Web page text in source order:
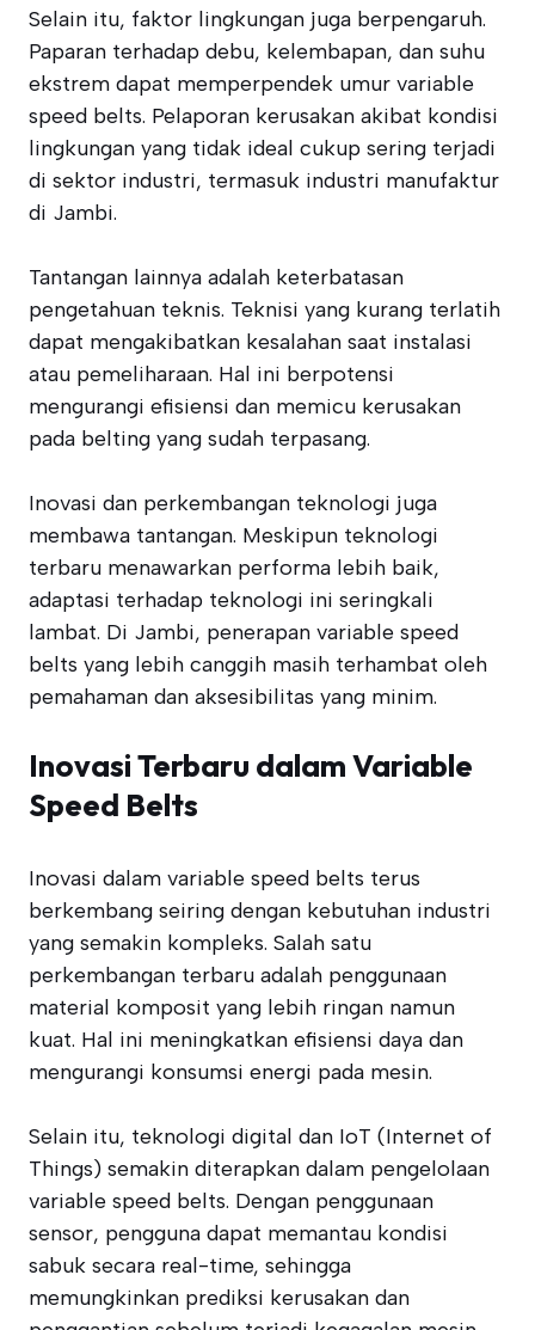
Selain itu, faktor lingkungan juga berpengaruh.
Paparan terhadap debu, kelembapan, dan suhu
ekstrem dapat memperpendek umur variable
speed belts. Pelaporan kerusakan akibat kondisi
lingkungan yang tidak ideal cukup sering terjadi
di sektor industri, termasuk industri manufaktur
di Jambi.
Tantangan lainnya adalah keterbatasan
pengetahuan teknis. Teknisi yang kurang terlatih
dapat mengakibatkan kesalahan saat instalasi
atau pemeliharaan. Hal ini berpotensi
mengurangi efisiensi dan memicu kerusakan
pada belting yang sudah terpasang.
Inovasi dan perkembangan teknologi juga
membawa tantangan. Meskipun teknologi
terbaru menawarkan performa lebih baik,
adaptasi terhadap teknologi ini seringkali
lambat. Di Jambi, penerapan variable speed
belts yang lebih canggih masih terhambat oleh
pemahaman dan aksesibilitas yang minim.
Inovasi Terbaru dalam Variable
Speed Belts
Inovasi dalam variable speed belts terus
berkembang seiring dengan kebutuhan industri
yang semakin kompleks. Salah satu
perkembangan terbaru adalah penggunaan
material komposit yang lebih ringan namun
kuat. Hal ini meningkatkan efisiensi daya dan
mengurangi konsumsi energi pada mesin.
Selain itu, teknologi digital dan IoT (Internet of
Things) semakin diterapkan dalam pengelolaan
variable speed belts. Dengan penggunaan
sensor, pengguna dapat memantau kondisi
sabuk secara real-time, sehingga
memungkinkan prediksi kerusakan dan